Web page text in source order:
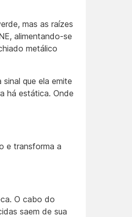
mas as raízes
alimentando-se
metálico
que ela emite
há estática. Onde
e transforma a
O cabo do
saem de sua